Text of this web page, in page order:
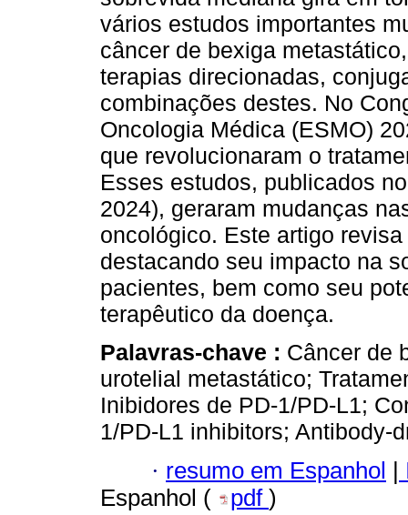
vários estudos importantes
câncer de bexiga
terapias direcionadas,
combinações destes. No
Oncologia Médica (ESMO)
que revolucionaram o
Esses estudos, publicados
2024), geraram mudanças
oncológico. Este artigo
destacando seu impacto na
pacientes, bem como seu
terapêutico da doença.
Palavras-chave : Câncer de
urotelial metastático;
Inibidores de PD-1/PD-L1;
1/PD-L1 inhibitors; Antibody-
· resumo em Espanhol |
Espanhol (
pdf )